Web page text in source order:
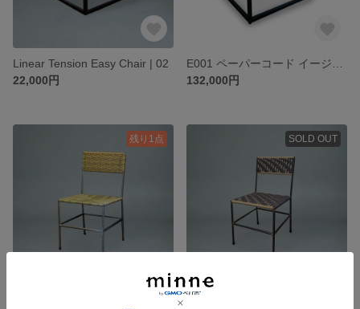
Linear Tension Easy Chair | 02
22,000円
132,000円
残り1点
Linear Tension Chair | Paper Cord | 02
SOLD OUT